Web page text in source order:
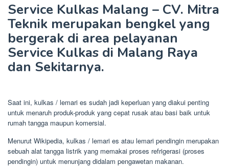
Service Kulkas Malang – CV. Mitra
Teknik merupakan bengkel yang
bergerak di area pelayanan
Service Kulkas di Malang Raya
dan Sekitarnya.
Saat ini, kulkas / lemari es sudah jadi keperluan yang diakui penting
untuk menaruh produk-produk yang cepat rusak atau basi baik untuk
rumah tangga maupun komersial.
Menurut Wikipedia, kulkas / lemari es atau lemari pendingin merupakan
sebuah alat tangga listrik yang memakai proses refrigerasi (proses
pendingin) untuk menunjang didalam pengawetan makanan.